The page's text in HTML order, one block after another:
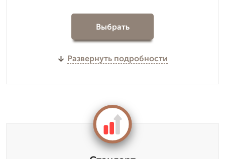
Выбрать
Развернуть подробности